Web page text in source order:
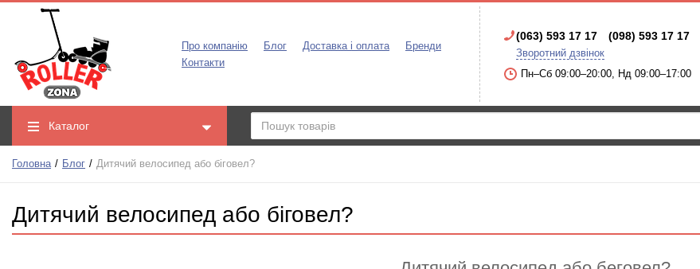
Про компанію Блог Доставка і оплата
Бренди
Контакти
(063) 593 17 17 (098) 593 17 17
Зворотний дзвінок
Пн–Сб 09:00–20:00, Нд 09:00–17:00
Каталог
Головна Блог Дитячий велосипед або біговел?
Дитячий велосипед або біговел?